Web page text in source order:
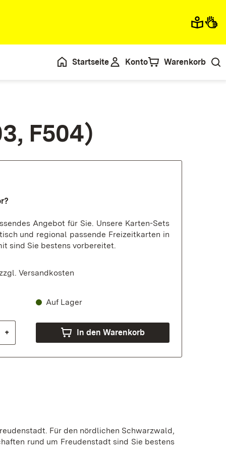
Startseite Konto Warenkorb
F504)
Angebot für Sie. Unsere Karten-Sets
und regional passende Freizeitkarten in
sind Sie bestens vorbereitet.
Versandkosten
Auf Lager
+ In den Warenkorb
Für den nördlichen Schwarzwald,
rund um Freudenstadt sind Sie bestens